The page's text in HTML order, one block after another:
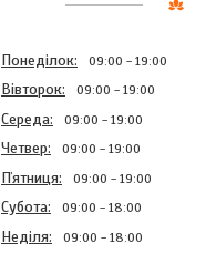
Понеділок 09:00 19:00
Вівторок 09:00 19:00
Середа 09:00 19:00
Четвер 09:00 19:00
Пʼятниця 09:00 19:00
Субота 09:00 18:00
Неділя 09:00 18:00